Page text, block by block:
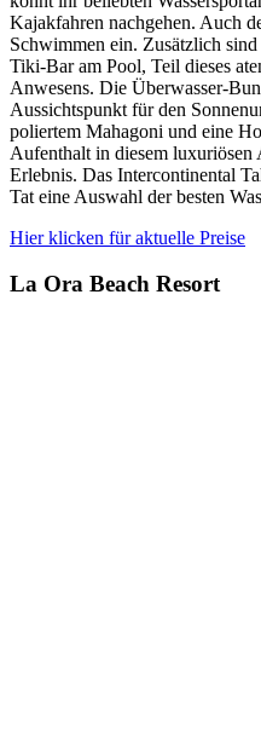
Kajakfahren nachgehen. Auch
Schwimmen ein. Zusätzlich
Tiki-Bar am Pool, Teil dieses
Anwesens. Die Überwasser-
Aussichtspunkt für den
poliertem Mahagoni und eine
Aufenthalt in diesem luxuriösen
Erlebnis. Das Intercontinental
Tat eine Auswahl der besten
Hier klicken für aktuelle Preise
La Ora Beach Resort